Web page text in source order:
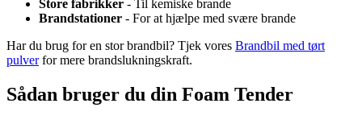
Store fabrikker - Til kemiske brande
Brandstationer - For at hjælpe med svære brande
Har du brug for en stor brandbil? Tjek vores Brandbil med tørt
pulverfor mere brandslukningskraft.
Sådan bruger du din Foam Tender